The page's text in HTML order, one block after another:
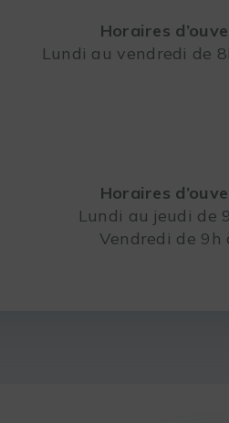
Horaires
Lundi au vendredi de
Horaires
Lundi au jeudi de
Vendredi de 9h